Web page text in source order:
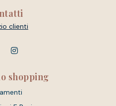
clienti
shopping